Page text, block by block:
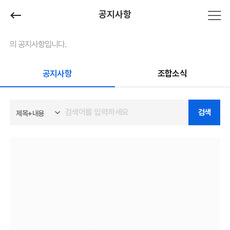
공지사항
의 공지사항입니다.
공지사항 조합소식
검색